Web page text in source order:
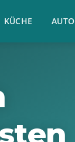
KÜCHE AUTO